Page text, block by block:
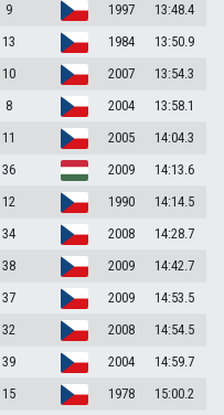
9 1997
13:48.4
13 1984
13:50.9
10 2007
13:54.3
8 2004
13:58.1
11 2005
14:04.3
36 2009
14:13.6
12 1990
14:14.5
34 2008
14:28.7
38 2009
14:42.7
37 2009
14:53.5
32 2008
14:54.5
39 2004
14:59.7
15 1978
15:00.2